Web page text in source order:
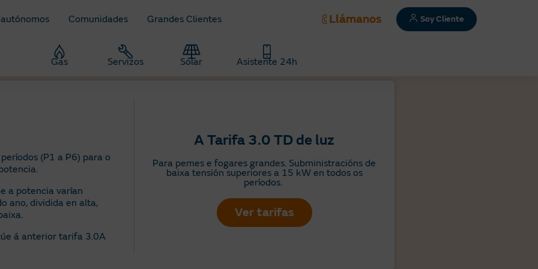
Comunidades Grandes Clientes Llámanos Soy Cliente
Gas Servizos Solar Asistente 24h
(P1 a P6) para o
a potencia varían
ano, dividida en alta,
á anterior tarifa 3.0A​
A Tarifa 3.0 TD de luz
Para pemes e fogares grandes. Subministracións de
baixa tensión superiores a 15 kW en todos os
períodos. ​
Ver tarifas